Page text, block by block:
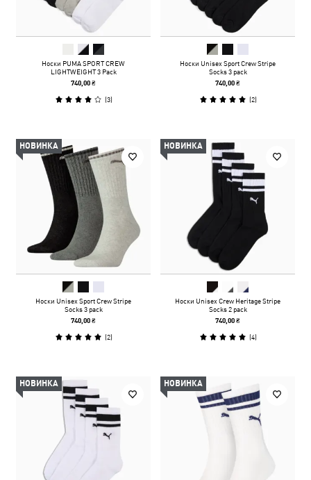
Носки PUMA SPORT CREW
LIGHTWEIGHT 3 Pack
740,00 ₴
(3)
Носки Unisex Sport Crew Stripe
Socks 3 pack
740,00 ₴
(2)
НОВИНКА
Носки Unisex Sport Crew Stripe
Socks 3 pack
740,00 ₴
(2)
НОВИНКА
Носки Unisex Crew Heritage Stripe
Socks 2 pack
740,00 ₴
(4)
НОВИНКА НОВИНКА